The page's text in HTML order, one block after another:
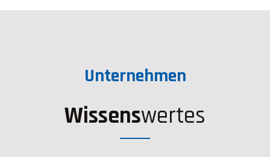
Unternehmen
Wissenswertes